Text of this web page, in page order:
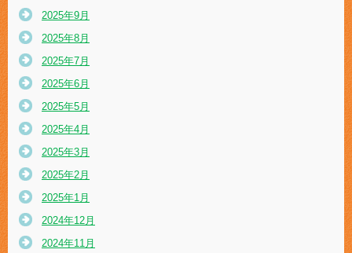
2025年9月
2025年8月
2025年7月
2025年6月
2025年5月
2025年4月
2025年3月
2025年2月
2025年1月
2024年12月
2024年11月